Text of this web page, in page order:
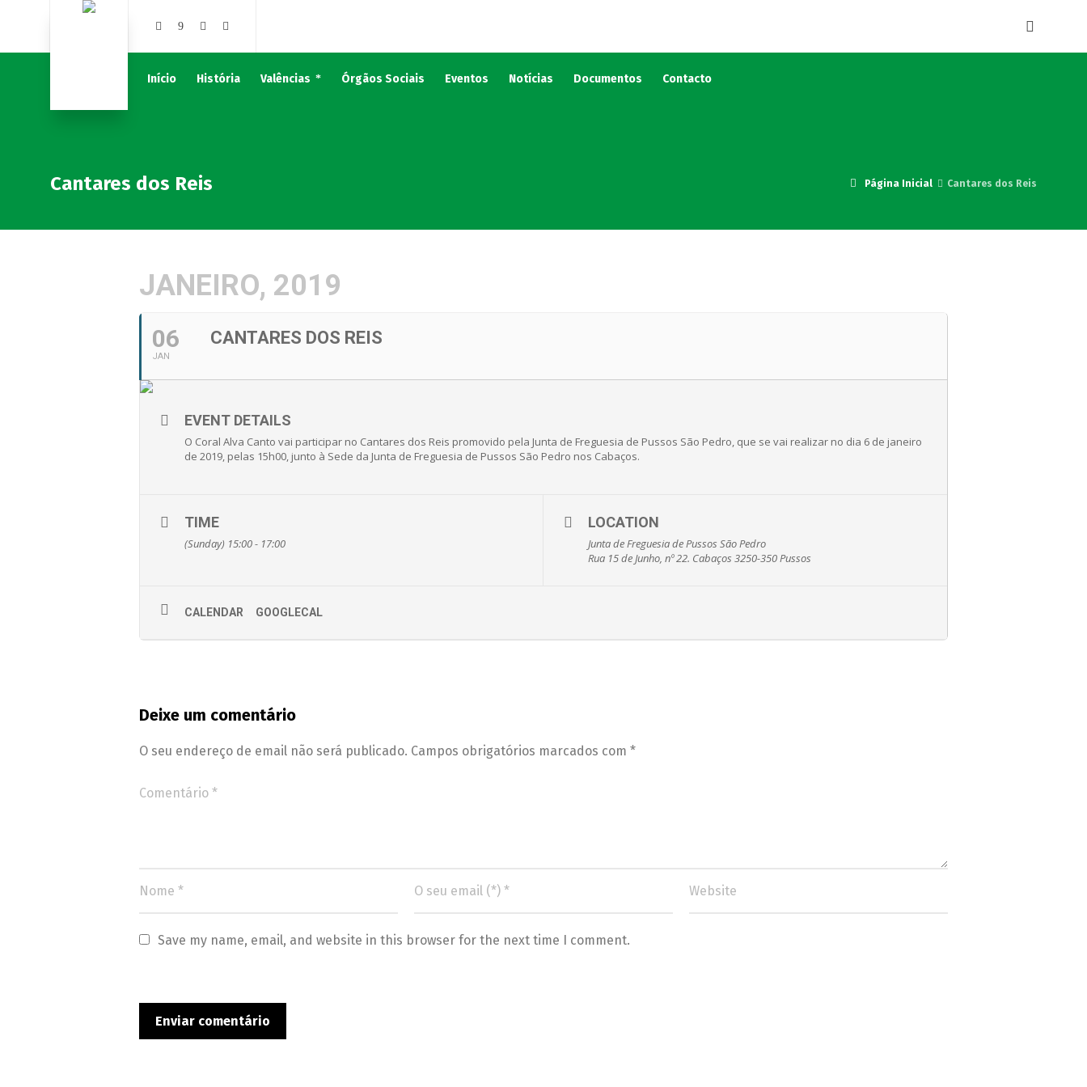
Início História Valências Órgãos Sociais Eventos Notícias Documentos Contacto
Cantares dos Reis Página Inicial Cantares dos Reis
JANEIRO, 2019
06
JAN
CANTARES DOS REIS
EVENT DETAILS
O Coral Alva Canto vai participar no Cantares dos Reis promovido pela Junta de Freguesia de Pussos São Pedro, que se vai realizar no dia 6 de janeiro
de 2019, pelas 15h00, junto à Sede da Junta de Freguesia de Pussos São Pedro nos Cabaços.
TIME
(Sunday) 15:00 - 17:00
LOCATION
Junta de Freguesia de Pussos São Pedro
Rua 15 de Junho, nº 22. Cabaços 3250-350 Pussos
CALENDAR GOOGLECAL
Deixe um comentário
O seu endereço de email não será publicado. Campos obrigatórios marcados com *
Save my name, email, and website in this browser for the next time I comment.